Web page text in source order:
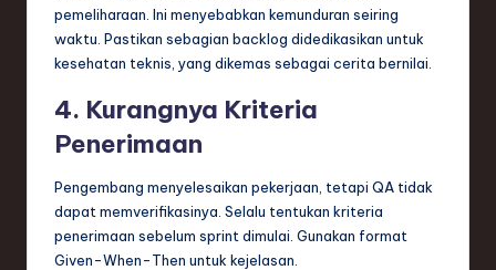
pemeliharaan. Ini menyebabkan kemunduran seiring
waktu. Pastikan sebagian backlog didedikasikan untuk
kesehatan teknis, yang dikemas sebagai cerita bernilai.
4. Kurangnya Kriteria
Penerimaan
Pengembang menyelesaikan pekerjaan, tetapi QA tidak
dapat memverifikasinya. Selalu tentukan kriteria
penerimaan sebelum sprint dimulai. Gunakan format
Given-When-Then untuk kejelasan.